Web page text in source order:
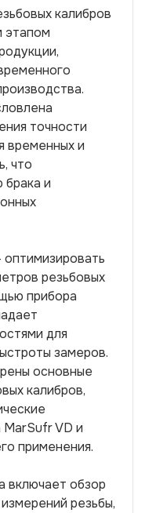
калибров
этапом
точности
временных и
что
и
резьбовых
прибора
для
замеров.
основные
калибров,
MarSufr VD и
применения.
включает обзор
резьбы,